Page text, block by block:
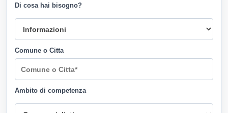
Di cosa hai bisogno?
Comune o Citta
Ambito di competenza